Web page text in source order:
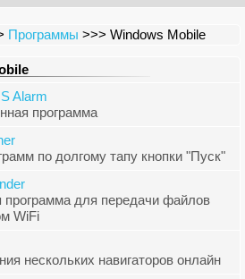
Программы >>> Windows Mobile
Alarm
программа
по долгому тапу кнопки "Пуск"
для передачи файлов
WiFi
нескольких навигаторов онлайн